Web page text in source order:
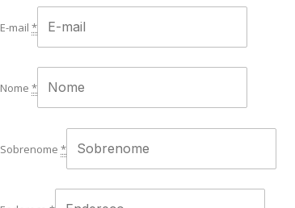
E-mail *
Nome *
Sobrenome *